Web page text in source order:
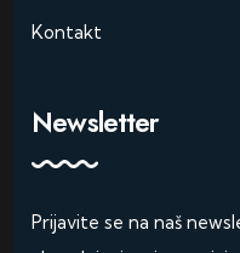
Kontakt
Newsletter
Prijavite se na naš